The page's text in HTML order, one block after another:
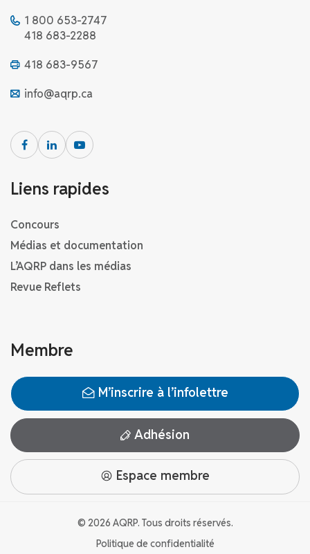
1 800 653-2747
418 683-2288
418 683-9567
info@aqrp.ca
Liens rapides
Concours
Médias et documentation
L’AQRP dans les médias
Revue Reflets
Membre
M’inscrire à l’infolettre
Adhésion
Espace membre
© 2026 AQRP. Tous droits réservés.
Politique de confidentialité